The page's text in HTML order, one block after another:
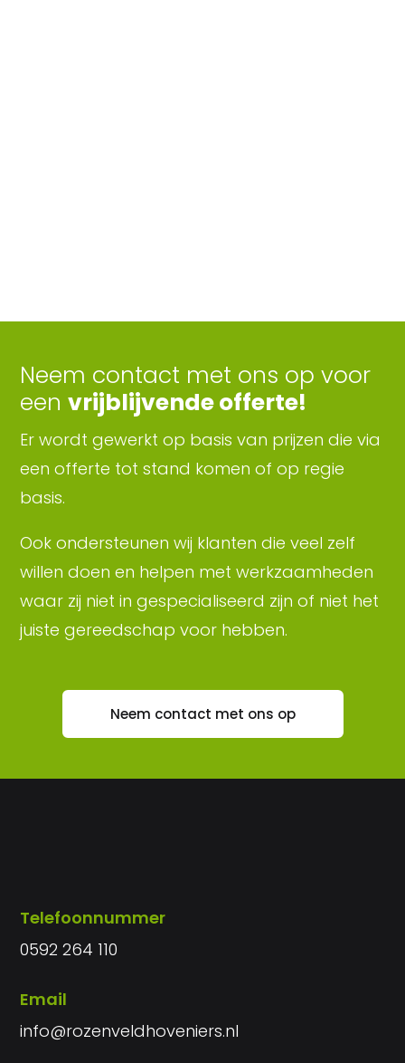
Neem contact met ons op voor
eenvrijblijvende offerte!
Er wordt gewerkt op basis van prijzen die via
een offerte tot stand komen of op regie
basis.
Ook ondersteunen wij klanten die veel zelf
willen doen en helpen met werkzaamheden
waar zij niet in gespecialiseerd zijn of niet het
juiste gereedschap voor hebben.
Neem contact met ons op
Telefoonnummer
0592 264 110
Email
info@rozenveldhoveniers.nl